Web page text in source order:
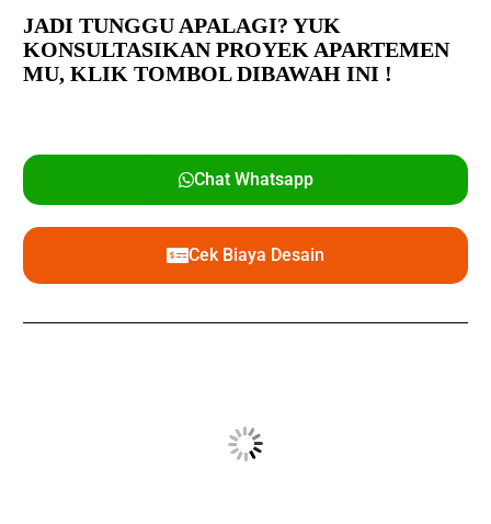
JADI TUNGGU APALAGI? YUK
KONSULTASIKAN PROYEK APARTEMEN
MU,KLIK TOMBOL DIBAWAH INI !
Chat Whatsapp
Cek Biaya Desain